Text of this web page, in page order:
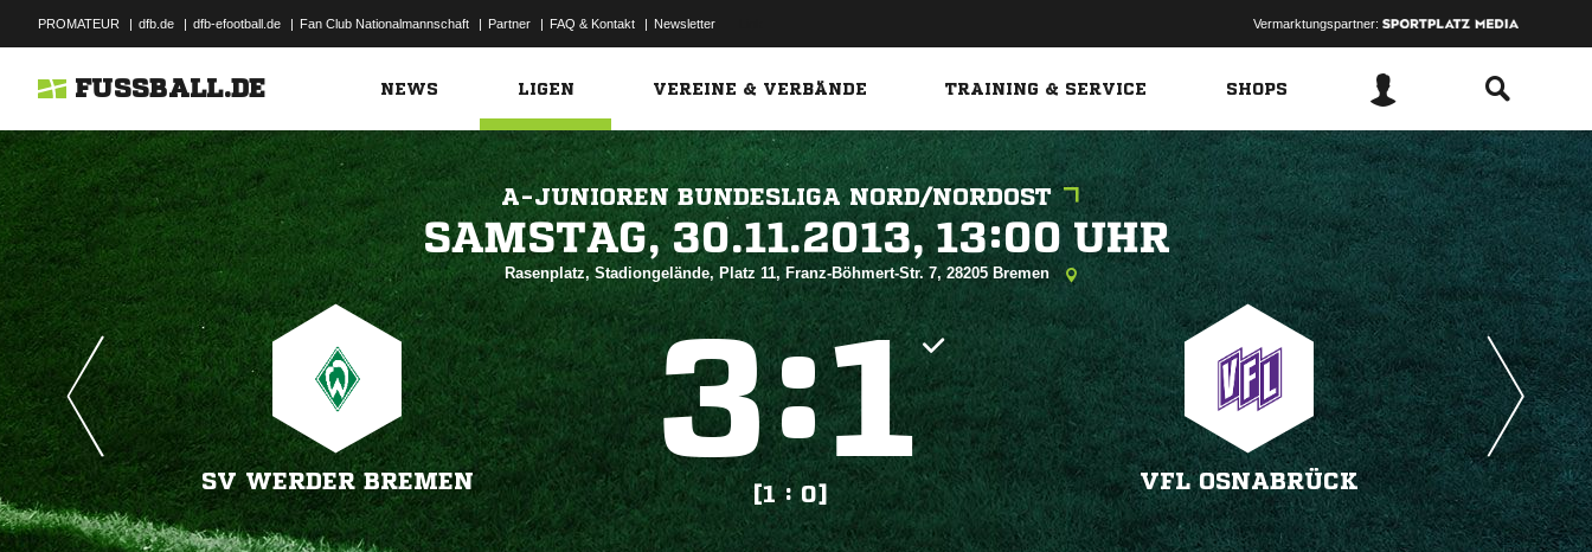
PROMATEUR | dfb.de | dfb-efootball.de | Fan Club Nationalmannschaft | Partner | FAQ & Kontakt | Newsletter Vermarktungspartner:
FUSSBALL.DE NEWS LIGEN VEREINE & VERBÄNDE TRAINING & SERVICE SHOPS
A-JUNIOREN BUNDESLIGA NORD/NORDOST
   
Rasenplatz, Stadiongelände, Platz 11, Franz-Böhmert-Str. 7, 28205 Bremen
SV WERDER BREMEN
:
[1 : 0]
VFL OSNABRÜCK